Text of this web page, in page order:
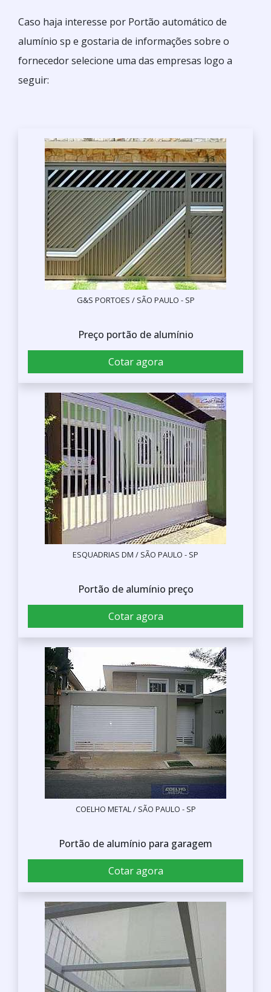
Caso haja interesse por Portão automático de
alumínio sp e gostaria de informações sobre o
fornecedor selecione uma das empresas logo a
seguir:
G&S PORTOES / SÃO PAULO - SP
Preço portão de alumínio
Cotar agora
ESQUADRIAS DM / SÃO PAULO - SP
Portão de alumínio preço
Cotar agora
COELHO METAL / SÃO PAULO - SP
Portão de alumínio para garagem
Cotar agora